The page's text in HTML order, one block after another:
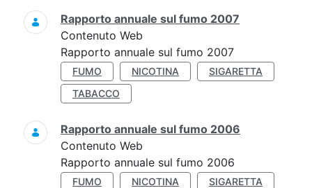
Rapporto annuale sul fumo 2007
Contenuto Web
Rapporto annuale sul fumo 2007
FUMO NICOTINA
SIGARETTA
TABACCO
Rapporto annuale sul fumo 2006
Contenuto Web
Rapporto annuale sul fumo 2006
FUMO NICOTINA
SIGARETTA